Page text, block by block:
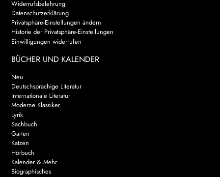
AKTUELLES
NEWSLETTER
WEITERE VERLAGE
Search:
Widerrufsbelehrung
Datenschutzerklärung
Privatsphäre-Einstellungen ändern
Historie der Privatsphäre-Einstellungen
Einwilligungen widerrufen
BÜCHER UND KALENDER
Neu
Deutschsprachige Literatur
Internationale Literatur
Moderne Klassiker
Lyrik
Sachbuch
Garten
Katzen
Hörbuch
Kalender & Mehr
Biographisches